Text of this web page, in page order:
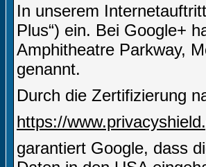
In unserem
Plus“) ein. Bei Google+
Amphitheatre Parkway,
genannt.
Durch die Zertifizierung
https://
garantiert Google, dass